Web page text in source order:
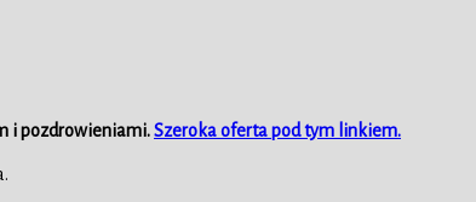
i pozdrowieniami.Szeroka oferta pod tym linkiem.